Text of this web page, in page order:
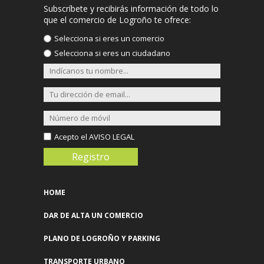
CUCADA
Vara De Rey, 38
Avda. De La Solidaridad, 9 Bajo
Más info >>
DIANA MODA
Duquesa De La Victoria, 3 Bajo
Esquina Juan Xxiii
Más info >>
Más info >>
ELEGANCE&STYLE 2ª MANO
Doctores Castroviejo, 33
Subscríbete y recibirás información de todo lo
que el comercio de Logroño te ofrece:
Selecciona si eres un comercio
Selecciona si eres un ciudadano
Acepto el AVISO LEGAL
HOME
DAR DE ALTA UN COMERCIO
PLANO DE LOGROÑO Y PARKING
TRANSPORTE URBANO